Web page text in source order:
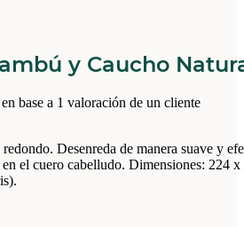
y Caucho
base a 1 valoración de un cliente
Desenreda de manera suave y
el cuero cabelludo. Dimensiones: 224